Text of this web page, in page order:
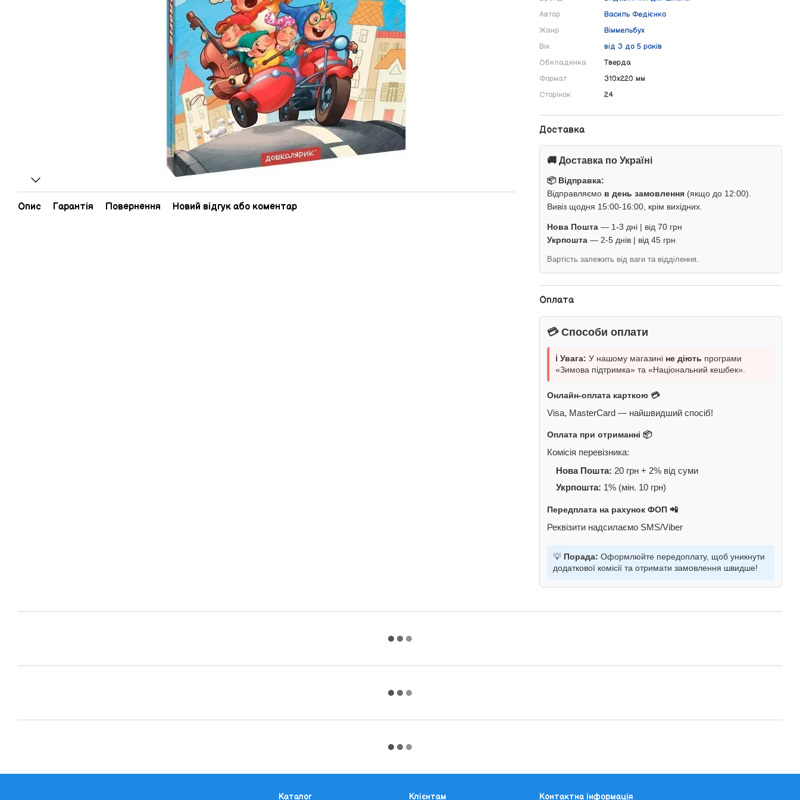
Опис Гарантія Повернення Новий відгук або коментар
Автор
Василь Федієнко
Жанр
Віммельбух
Вік
від 3 до 5 років
Обкладинка
Тверда
Формат
310х220 мм
Сторінок
24
Доставка
🚚 Доставка по Україні
📦 Відправка:
Відправляємо в день замовлення (якщо до 12:00).
Вивіз щодня 15:00-16:00, крім вихідних.
Нова Пошта — 1-3 дні | від 70 грн
Укрпошта — 2-5 днів | від 45 грн
Вартість залежить від ваги та відділення.
Оплата
💳 Способи оплати
ℹ️ Увага: У нашому магазині не діють програми
«Зимова підтримка» та «Національний кешбек».
Онлайн-оплата карткою 💳
Visa, MasterCard — найшвидший спосіб!
Оплата при отриманні 📦
Комісія перевізника:
Нова Пошта: 20 грн + 2% від суми
Укрпошта: 1% (мін. 10 грн)
Передплата на рахунок ФОП 📲
Реквізити надсилаємо SMS/Viber
💡 Порада: Оформлюйте передоплату, щоб уникнути
додаткової комісії та отримати замовлення швидше!
Каталог Клієнтам Контактна інформація